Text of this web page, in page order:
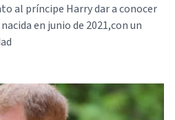
al príncipe Harry dar a conocer
en junio de 2021,con un